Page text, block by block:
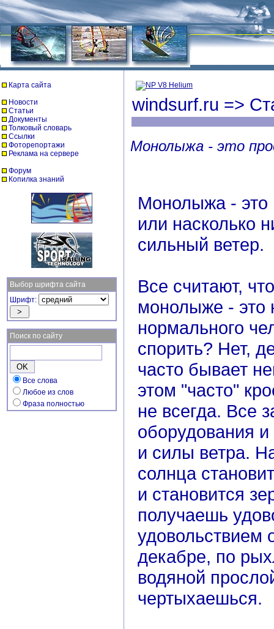
Карта сайта
Новости
Статьи
Документы
Толковый словарь
Ссылки
Фоторепортажи
Реклама на сервере
Форум
Копилка знаний
Выбор шрифта сайта
Шрифт:
Поиск по сайту
Все слова
Любое из слов
Фраза полностью
windsurf.ru =>
Монолыжа - это
Монолыжа - это
или насколько
сильный ветер.
Все считают,
монолыже - это
нормального
спорить? Нет,
часто бывает
этом "часто"
не всегда. Все
оборудования и
и силы ветра.
солнца
и становится
получаешь
удовольствием
декабре, по
водяной
чертыхаешься.